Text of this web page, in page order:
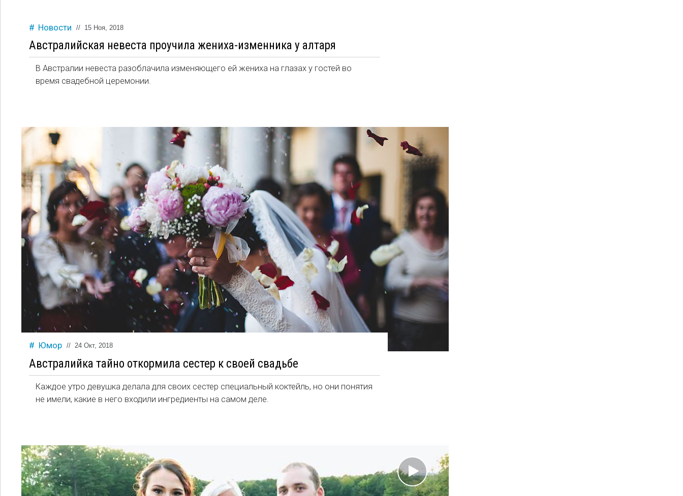
Новости // 15 Ноя, 2018
Австралийская невеста проучила жениха-изменника у алтаря
В Австралии невеста разоблачила изменяющего ей жениха на глазах у гостей во
время свадебной церемонии.
Юмор // 24 Окт, 2018
Австралийка тайно откормила сестер к своей свадьбе
Каждое утро девушка делала для своих сестер специальный коктейль, но они понятия
не имели, какие в него входили ингредиенты на самом деле.